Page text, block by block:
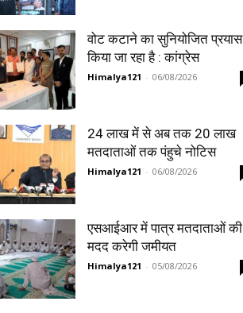
वोट कटाने का सुनियोजित प्रयास
किया जा रहा है : कांग्रेस
Himalya121 - 06/08/2026
24 लाख में से अब तक 20 लाख
मतदाताओं तक पंहुचे नोटिस
Himalya121 - 06/08/2026
एसआईआर में पात्र मतदाताओं की
मदद करेगी जमीयत
Himalya121 - 05/08/2026